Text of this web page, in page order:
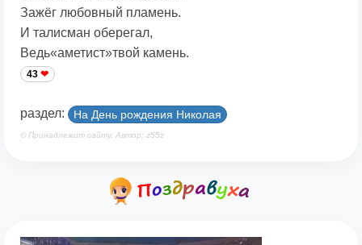
Зажёг любовный пламень.
И талисман оберегал,
Ведь«аметист»твой камень.
43
раздел: На День рождения Николая
© Принадлежит сайту. Автор: z55z